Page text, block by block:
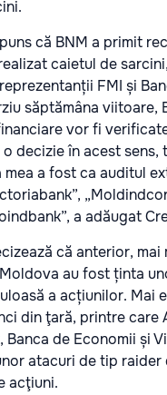
că BNM a primit
caietul de
FMI și
săptămâna viitoare,
vor fi
decizie în acest sens,
mea a fost ca auditul
a adăugat
că anterior,
au fost ținta
a acțiunilor. Mai
din ţară, printre care
Banca de Economii și
atacuri de tip raider
acţiuni.